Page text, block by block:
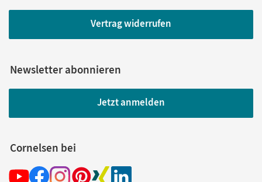
Vertrag widerrufen
Newsletter abonnieren
Jetzt anmelden
Cornelsen bei